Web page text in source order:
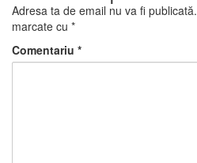
Adresa ta de email nu va fi publicată.
marcate cu *
Comentariu *